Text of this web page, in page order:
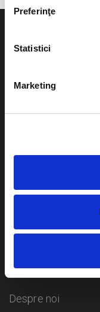
Preferinţe
Statistici
Marketing
Sport
Cultura
Calendar
Despre noi